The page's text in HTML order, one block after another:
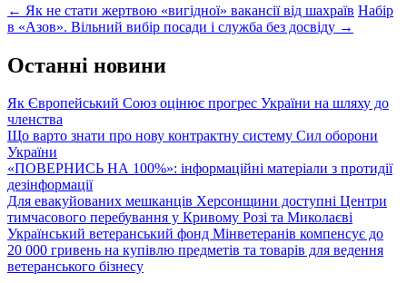
Post
navigation
← Як не стати жертвою «вигідної» вакансії від шахраїв Набір
в «Азов». Вільний вибір посади і служба без досвіду →
Останні новини
Як Європейський Союз оцінює прогрес України на шляху до
членства
Що варто знати про нову контрактну систему Сил оборони
України
«ПОВЕРНИСЬ НА 100%»: інформаційні матеріали з протидії
дезінформації
Для евакуйованих мешканців Херсонщини доступні Центри
тимчасового перебування у Кривому Розі та Миколаєві
Український ветеранський фонд Мінветеранів компенсує до
20 000 гривень на купівлю предметів та товарів для ведення
ветеранського бізнесу